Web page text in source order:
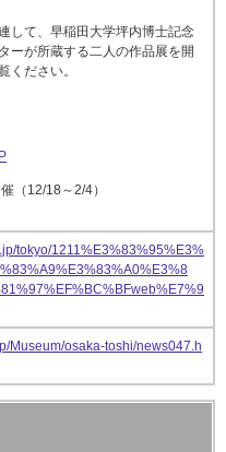
して、早稲田大学坪内博士記念
ーが所蔵する二人の作品展を開
ください。
（12/18～2/4）
tokyo/1211%E3%83%95%E3%
Museum/osaka-toshi/news047.h